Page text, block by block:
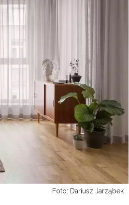
Foto: Dariusz Jarząbek